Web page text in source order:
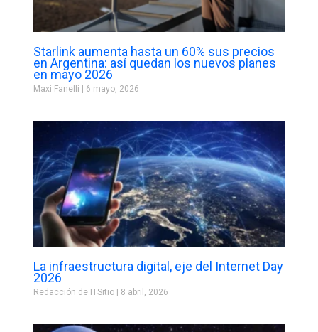
Starlink aumenta hasta un 60% sus precios
en Argentina: así quedan los nuevos planes
en mayo 2026
Maxi Fanelli 6 mayo, 2026
La infraestructura digital, eje del Internet Day
2026
Redacción de ITSitio 8 abril, 2026